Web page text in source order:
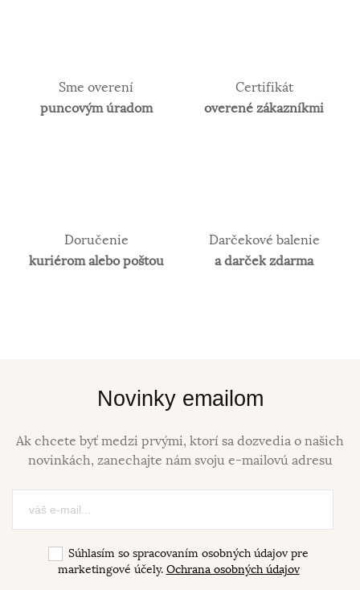
Sme overení
puncovým úradom
Certifikát
overené zákazníkmi
Doručenie
kuriérom alebo poštou
Darčekové balenie
a darček zdarma
Novinky emailom
Ak chcete byť medzi prvými, ktorí sa dozvedia o našich
novinkách, zanechajte nám svoju e-mailovú adresu
Súhlasím so spracovaním osobných údajov pre
marketingové účely. Ochrana osobných údajov